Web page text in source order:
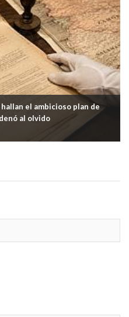
el ambicioso plan de
al olvido